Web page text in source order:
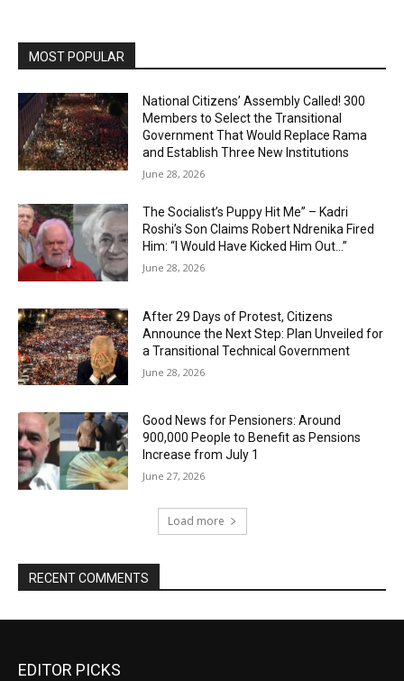
MOST POPULAR
National Citizens’ Assembly Called! 300
Members to Select the Transitional
Government That Would Replace Rama
and Establish Three New Institutions
June 28, 2026
The Socialist’s Puppy Hit Me” – Kadri
Roshi’s Son Claims Robert Ndrenika Fired
Him: “I Would Have Kicked Him Out…”
June 28, 2026
After 29 Days of Protest, Citizens
Announce the Next Step: Plan Unveiled for
a Transitional Technical Government
June 28, 2026
Good News for Pensioners: Around
900,000 People to Benefit as Pensions
Increase from July 1
June 27, 2026
Load more
RECENT COMMENTS
EDITOR PICKS